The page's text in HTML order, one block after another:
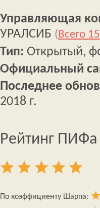
Управляющая
УРАЛСИБ (Всего
Тип: Открытый,
Официальный
Последнее
2018 г.
Рейтинг ПИФа
По коэффициенту Шарпа: